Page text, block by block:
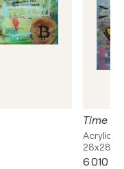
Time is
28x28in
6 010